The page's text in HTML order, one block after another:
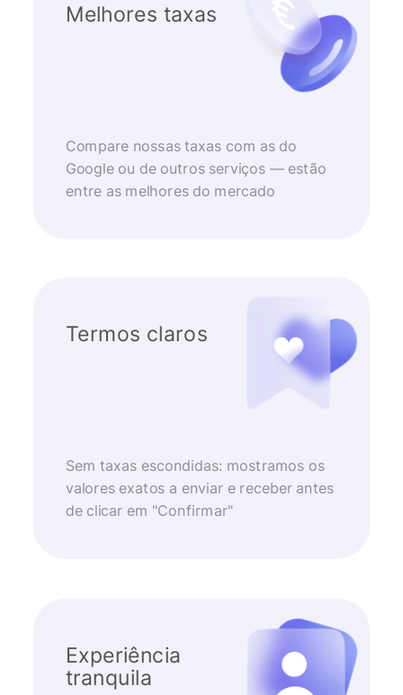
Melhores taxas
Compare nossas taxas com as do
Google ou de outros serviços — estão
entre as melhores do mercado
Termos claros
Sem taxas escondidas: mostramos os
valores exatos a enviar e receber antes
de clicar em "Confirmar"
Experiência
tranquila